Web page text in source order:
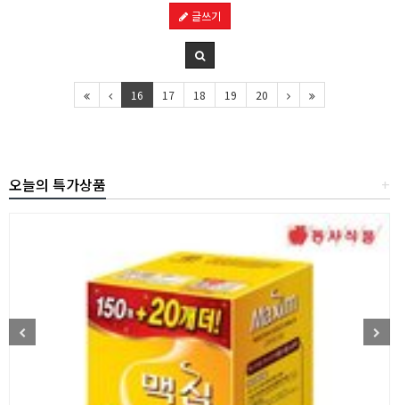
글쓰기
16 17 18 19 20
+
오늘의 특가상품